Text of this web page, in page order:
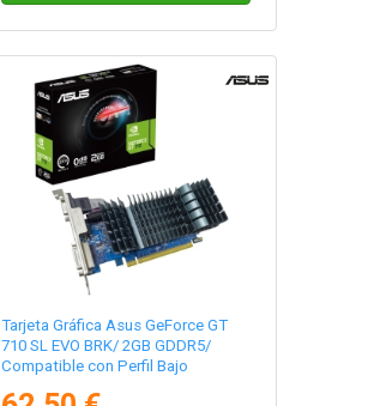
Tarjeta Gráfica Asus GeForce GT
710 SL EVO BRK/ 2GB GDDR5/
Compatible con Perfil Bajo